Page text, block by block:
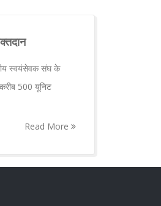
स्वयंसेवक संघ के
500 यूनिट
Read More